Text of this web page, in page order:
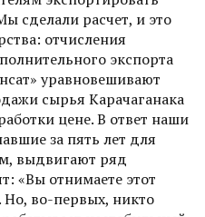
сделали расчет, и это
отчисления
экспорта
уравновешивают
сырья Карачаганака
цене. В ответ наши
за пять лет для
выдвигают ряд
«Вы отнимаете этот
Но, во-первых, никто